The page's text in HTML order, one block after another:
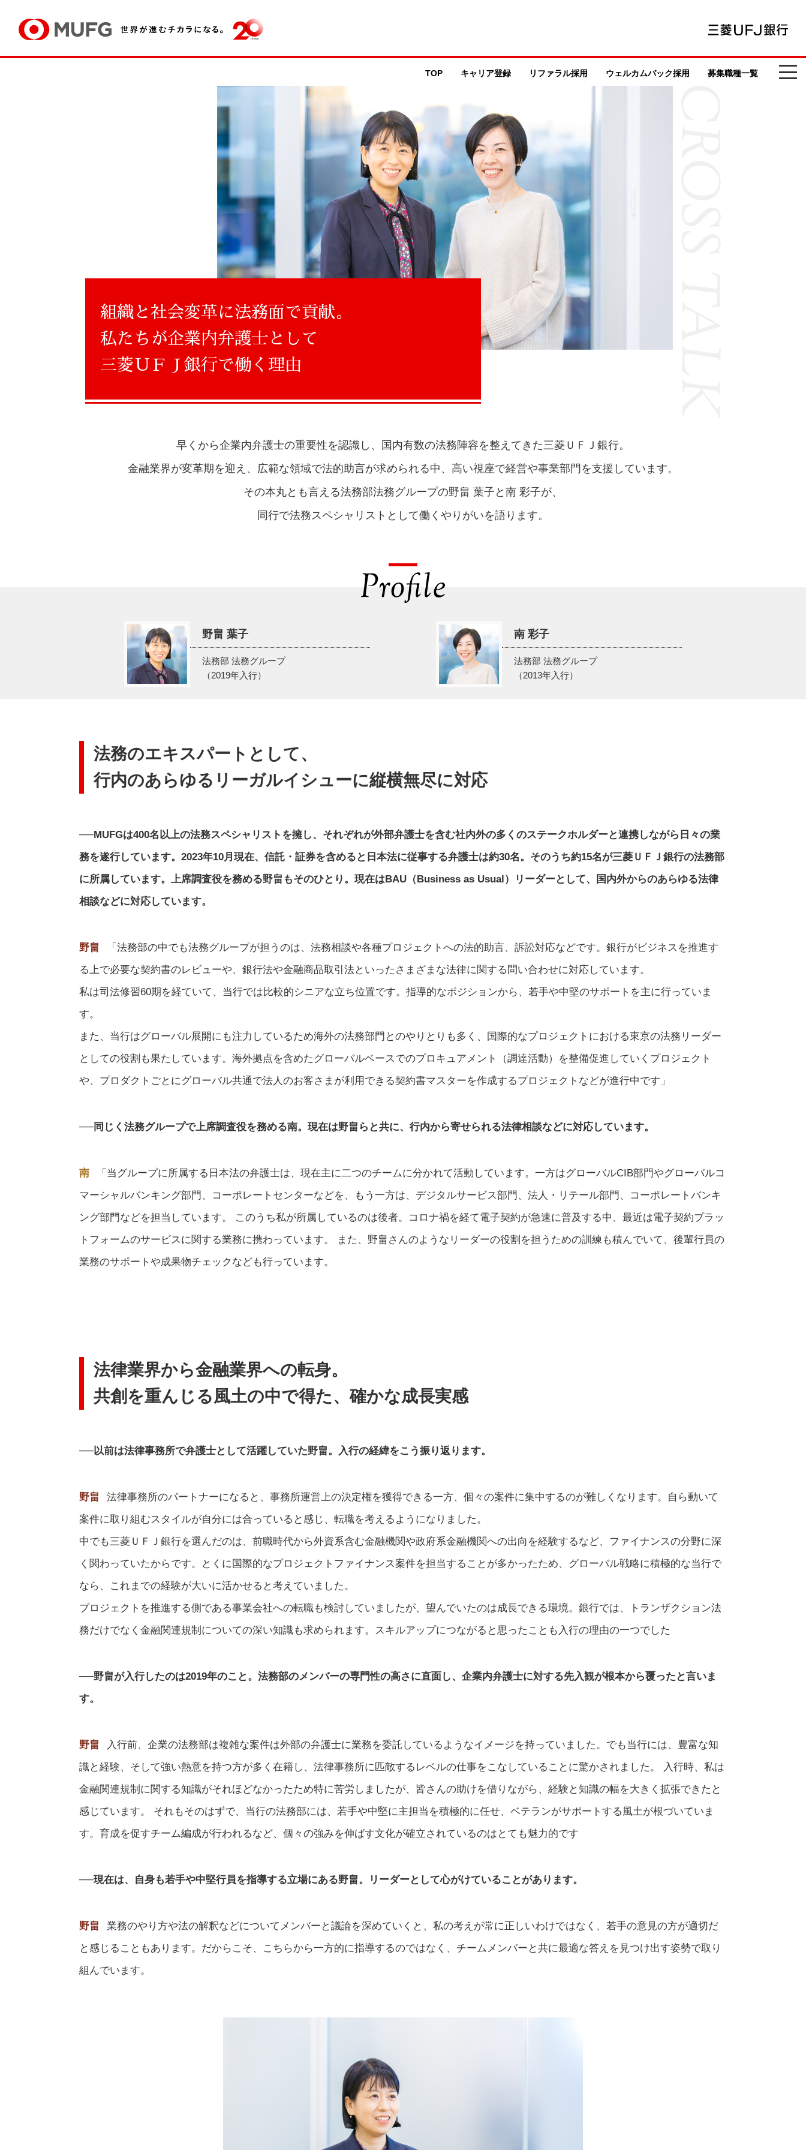
TOP キャリア登録 リファラル採用 ウェルカムバック採用 募集職種一覧
SPECIAL CONTENTS
職種紹介ショート動画
採用オウンドメディア「MUFG Circle」
金融×システム・デジタル
クロストーク
MUFG Bankについて
MUFG Way
会社概要
キャリアと働き方
人材育成
組織と社会変革に法務面で貢献。
私たちが企業内弁護士として
三菱ＵＦＪ銀行で働く理由
早くから企業内弁護士の重要性を認識し、
国内有数の法務陣容を整えてきた三菱ＵＦＪ銀行。
金融業界が変革期を迎え、 広範な領域で法的助言が求められる中、 高い視座で経営や事業部門を支援しています。
その本丸とも言える法務部法務グループの野畠 葉子と南 彩子が、
同行で法務スペシャリストとして働くやりがいを語ります。
野畠 葉子
法務部 法務グループ
（2019年入行）
南 彩子
法務部 法務グループ
（2013年入行）
法務のエキスパートとして、
行内のあらゆるリーガルイシューに縦横無尽に対応
──MUFGは400名以上の法務スペシャリストを擁し、それぞれが外部弁護士を含む社内外の多くのステークホルダーと連携しながら日々の業
務を遂行しています。2023年10月現在、信託・証券を含めると日本法に従事する弁護士は約30名。そのうち約15名が三菱ＵＦＪ銀行の法務部
に所属しています。上席調査役を務める野畠もそのひとり。現在はBAU（Business as Usual）リーダーとして、国内外からのあらゆる法律
相談などに対応しています。
野畠
「法務部の中でも法務グループが担うのは、法務相談や各種プロジェクトへの法的助言、訴訟対応などです。銀行がビジネスを推進す
る上で必要な契約書のレビューや、銀行法や金融商品取引法といったさまざまな法律に関する問い合わせに対応しています。
私は司法修習60期を経ていて、当行では比較的シニアな立ち位置です。指導的なポジションから、若手や中堅のサポートを主に行っていま
す。
また、当行はグローバル展開にも注力しているため海外の法務部門とのやりとりも多く、国際的なプロジェクトにおける東京の法務リーダー
としての役割も果たしています。海外拠点を含めたグローバルベースでのプロキュアメント（調達活動）を整備促進していくプロジェクト
や、プロダクトごとにグローバル共通で法人のお客さまが利用できる契約書マスターを作成するプロジェクトなどが進行中です」
──同じく法務グループで上席調査役を務める南。現在は野畠らと共に、行内から寄せられる法律相談などに対応しています。
南
「当グループに所属する日本法の弁護士は、現在主に二つのチームに分かれて活動しています。一方はグローバルCIB部門やグローバルコ
マーシャルバンキング部門、コーポレートセンターなどを、もう一方は、デジタルサービス部門、法人・リテール部門、コーポレートバンキ
ング部門などを担当しています。 このうち私が所属しているのは後者。コロナ禍を経て電子契約が急速に普及する中、最近は電子契約プラッ
トフォームのサービスに関する業務に携わっています。 また、野畠さんのようなリーダーの役割を担うための訓練も積んでいて、後輩行員の
業務のサポートや成果物チェックなども行っています。
法律業界から金融業界への転身。
共創を重んじる風土の中で得た、確かな成長実感
──以前は法律事務所で弁護士として活躍していた野畠。入行の経緯をこう振り返ります。
野畠
法律事務所のパートナーになると、事務所運営上の決定権を獲得できる一方、個々の案件に集中するのが難しくなります。自ら動いて
案件に取り組むスタイルが自分には合っていると感じ、転職を考えるようになりました。
中でも三菱ＵＦＪ銀行を選んだのは、前職時代から外資系含む金融機関や政府系金融機関への出向を経験するなど、ファイナンスの分野に深
く関わっていたからです。とくに国際的なプロジェクトファイナンス案件を担当することが多かったため、グローバル戦略に積極的な当行で
なら、これまでの経験が大いに活かせると考えていました。
プロジェクトを推進する側である事業会社への転職も検討していましたが、望んでいたのは成長できる環境。銀行では、トランザクション法
務だけでなく金融関連規制についての深い知識も求められます。スキルアップにつながると思ったことも入行の理由の一つでした
──野畠が入行したのは2019年のこと。法務部のメンバーの専門性の高さに直面し、企業内弁護士に対する先入観が根本から覆ったと言いま
す。
野畠
入行前、企業の法務部は複雑な案件は外部の弁護士に業務を委託しているようなイメージを持っていました。でも当行には、豊富な知
識と経験、そして強い熱意を持つ方が多く在籍し、法律事務所に匹敵するレベルの仕事をこなしていることに驚かされました。 入行時、私は
金融関連規制に関する知識がそれほどなかったため特に苦労しましたが、皆さんの助けを借りながら、経験と知識の幅を大きく拡張できたと
感じています。 それもそのはずで、当行の法務部には、若手や中堅に主担当を積極的に任せ、ベテランがサポートする風土が根づいていま
す。育成を促すチーム編成が行われるなど、個々の強みを伸ばす文化が確立されているのはとても魅力的です
──現在は、自身も若手や中堅行員を指導する立場にある野畠。リーダーとして心がけていることがあります。
野畠
業務のやり方や法の解釈などについてメンバーと議論を深めていくと、私の考えが常に正しいわけではなく、若手の意見の方が適切だ
と感じることもあります。だからこそ、こちらから一方的に指導するのではなく、チームメンバーと共に最適な答えを見つけ出す姿勢で取り
組んでいます。